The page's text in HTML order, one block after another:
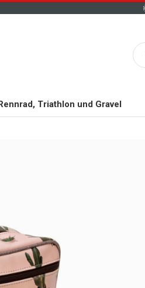
Triathlon und Gravel